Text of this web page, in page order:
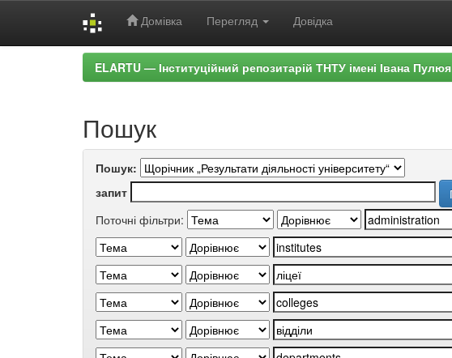
Домівка Перегляд Довідка
ELARTU — Інституційний репозитарій ТНТУ імені Івана Пулюя
Пошук
Пошук:
запит
Поточні фільтри: